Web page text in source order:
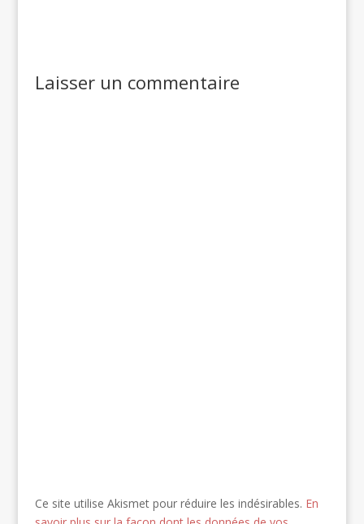
Laisser un commentaire
Ce site utilise Akismet pour réduire les indésirables. En